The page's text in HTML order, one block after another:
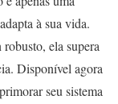
à sua vida.
ela supera
Disponível agora
seu sistema